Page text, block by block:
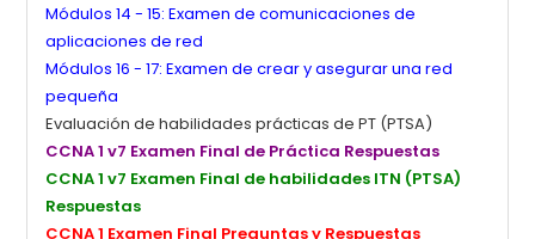
Módulos 14 - 15: Examen de comunicaciones de
aplicaciones de red
Módulos 16 - 17: Examen de crear y asegurar una red
pequeña
Evaluación de habilidades prácticas de PT (PTSA)
CCNA 1 v7 Examen Final de Práctica Respuestas
CCNA 1 v7 Examen Final de habilidades ITN (PTSA)
Respuestas
CCNA 1 Examen Final Preguntas y Respuestas